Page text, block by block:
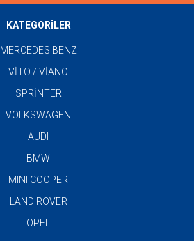
KATEGORİLER
MERCEDES BENZ
VİTO / VİANO
SPRİNTER
VOLKSWAGEN
AUDI
BMW
MINI COOPER
LAND ROVER
OPEL